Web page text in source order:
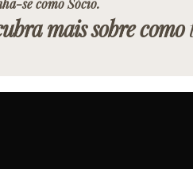
se como Sócio.
mais sobre como